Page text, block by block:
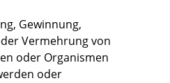
Gewinnung,
Vermehrung von
oder Organismen
oder